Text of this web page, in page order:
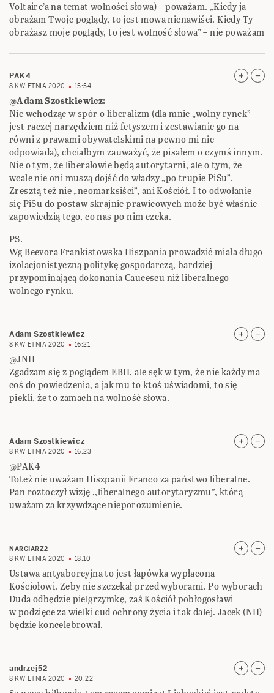
Voltaire’a na temat wolności słowa) – poważam. „Kiedy ja
obrażam Twoje poglądy, to jest mowa nienawiści. Kiedy Ty
obrażasz moje poglądy, to jest wolność słowa” – nie poważam
PAK4
8 KWIETNIA 2020 15:54
@Adam Szostkiewicz:
Nie wchodząc w spór o liberalizm (dla mnie „wolny rynek”
jest raczej narzędziem niż fetyszem i zestawianie go na
równi z prawami obywatelskimi na pewno mi nie
odpowiada), chciałbym zauważyć, że pisałem o czymś innym.
Nie o tym, że liberałowie będą autorytarni, ale o tym, że
wcale nie oni muszą dojść do władzy „po trupie PiSu”.
Zresztą też nie „neomarksiści”, ani Kościół. I to odwołanie
się PiSu do postaw skrajnie prawicowych może być właśnie
zapowiedzią tego, co nas po nim czeka.
PS.
Wg Beevora Frankistowska Hiszpania prowadzić miała długo
izolacjonistyczną politykę gospodarczą, bardziej
przypominającą dokonania Caucescu niż liberalnego
wolnego rynku.
Adam Szostkiewicz
8 KWIETNIA 2020 16:21
@JNH
Zgadzam się z poglądem EBH, ale sęk w tym, że nie każdy ma
coś do powiedzenia, a jak mu to ktoś uświadomi, to się
piekli, że to zamach na wolność słowa.
Adam Szostkiewicz
8 KWIETNIA 2020 16:23
@PAK4
Toteż nie uważam Hiszpanii Franco za państwo liberalne.
Pan roztoczył wizję ,,liberalnego autorytaryzmu”, którą
uważam za krzywdzące nieporozumienie.
NARCIARZ2
8 KWIETNIA 2020
18:10
Ustawa antyaborcyjna to jest łapówka wypłacona
Kościołowi. Zeby nie szczekał przed wyborami. Po wyborach
Duda odbędzie pielgrzymkę, zaś Kościół pobłogosławi
w podzięce za wielki cud ochrony życia i tak dalej. Jacek (NH)
będzie koncelebrował.
andrzej52
8 KWIETNIA 2020 20:22